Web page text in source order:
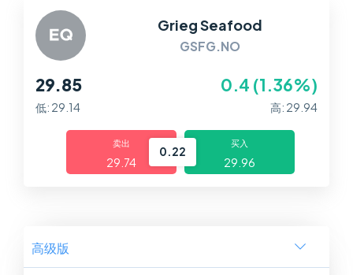
帮助中心
Grieg Seafood
GSFG.NO
29.85 0.4 (1.36%)
低: 29.14 高: 29.94
卖出
29.74
0.22
买入
29.96
高级版